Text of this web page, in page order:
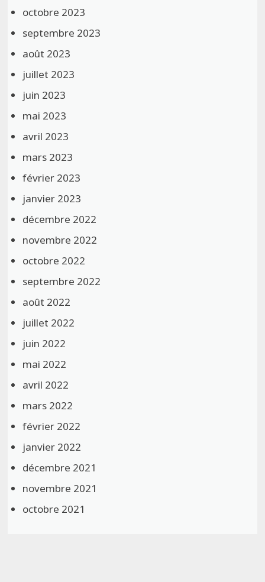
octobre 2023
septembre 2023
août 2023
juillet 2023
juin 2023
mai 2023
avril 2023
mars 2023
février 2023
janvier 2023
décembre 2022
novembre 2022
octobre 2022
septembre 2022
août 2022
juillet 2022
juin 2022
mai 2022
avril 2022
mars 2022
février 2022
janvier 2022
décembre 2021
novembre 2021
octobre 2021